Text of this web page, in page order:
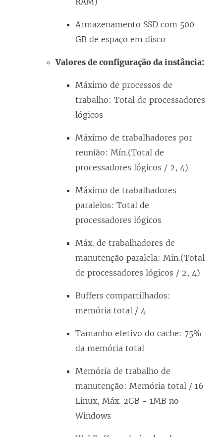
Armazenamento SSD com 500
GB de espaço em disco
Valores de configuração da instância:
Máximo de processos de
trabalho: Total de processadores
lógicos
Máximo de trabalhadores por
reunião: Mín.(Total de
processadores lógicos / 2, 4)
Máximo de trabalhadores
paralelos: Total de
processadores lógicos
Máx. de trabalhadores de
manutenção paralela: Mín.(Total
de processadores lógicos / 2, 4)
Buffers compartilhados:
memória total / 4
Tamanho efetivo do cache: 75%
da memória total
Memória de trabalho de
manutenção: Memória total / 16
Linux, Máx. 2GB - 1MB no
Windows